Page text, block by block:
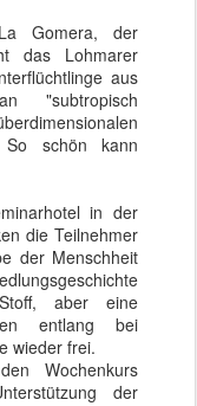
Gomera, der
das Lohmarer
aus
"subtropisch
So schön kann
in der
die Teilnehmer
der Menschheit
aber eine
entlang bei
wieder frei.
Wochenkurs
der